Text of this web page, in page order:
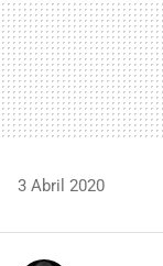
3 Abril 2020